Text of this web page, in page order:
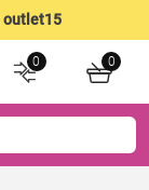
outlet15
0 0